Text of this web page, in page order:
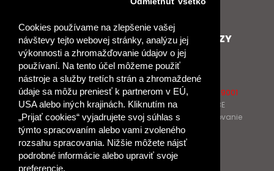
Cookies používame na zlepšenie vašej
návštevy tejto webovej stránky, analýzu jej
výkonnosti a zhromažďovanie údajov o jej
používaní. Na tento účel môžeme použiť
nástroje a služby tretích strán a zhromaždené
údaje sa môžu preniesť k partnerom v EÚ,
USA alebo iných krajinách. Kliknutím na
„Prijať cookies“ vyjadrujete svoj súhlas s
týmto spracovaním alebo vami zvoleného
rozsahu spracovania. Nižšie môžete nájsť
podrobné informácie alebo upraviť svoje
preferencie.
SPOLUPRACUJEME
Podporujeme
Naše projekty
Spolupracujeme
Pošlite nám správu
ĎALŠIE ODKAZY
O Raabe
O Klett
Naši autori
Certifikát kvality ISO 9001
Klientska zóna RAABE
Katalógy na prelistovanie
NÁKUP
Odstúpiť od zmluvy